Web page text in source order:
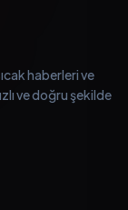
haberleri ve
ve doğru şekilde